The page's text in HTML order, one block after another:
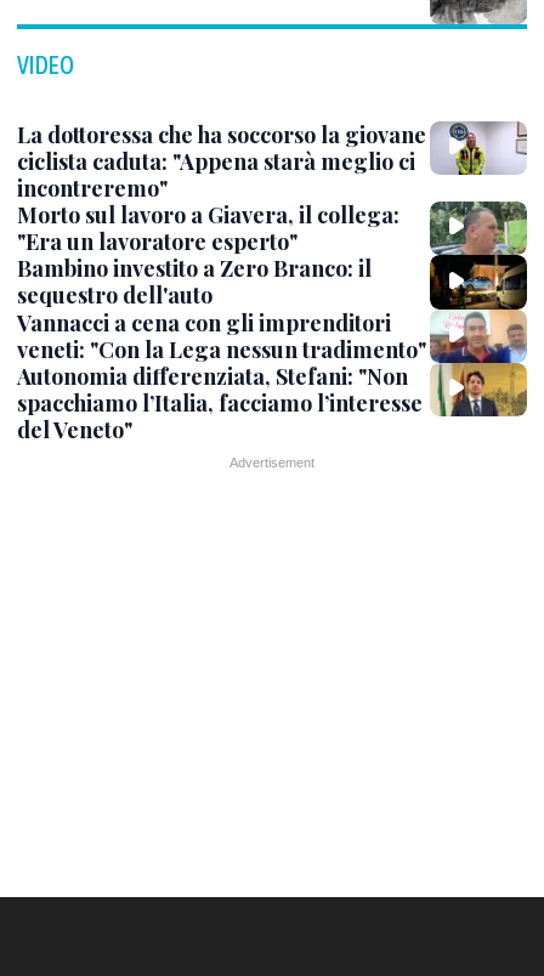
VIDEO
La dottoressa che ha soccorso la giovane
ciclista caduta: "Appena starà meglio ci
incontreremo"
Morto sul lavoro a Giavera, il collega:
"Era un lavoratore esperto"
Bambino investito a Zero Branco: il
sequestro dell'auto
Vannacci a cena con gli imprenditori
veneti: "Con la Lega nessun tradimento"
Autonomia differenziata, Stefani: "Non
spacchiamo l’Italia, facciamo l’interesse
del Veneto"